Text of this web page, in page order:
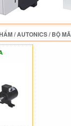
/AUTONICS/BỘ